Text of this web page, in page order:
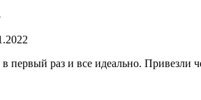
первый раз и все идеально. Привезли